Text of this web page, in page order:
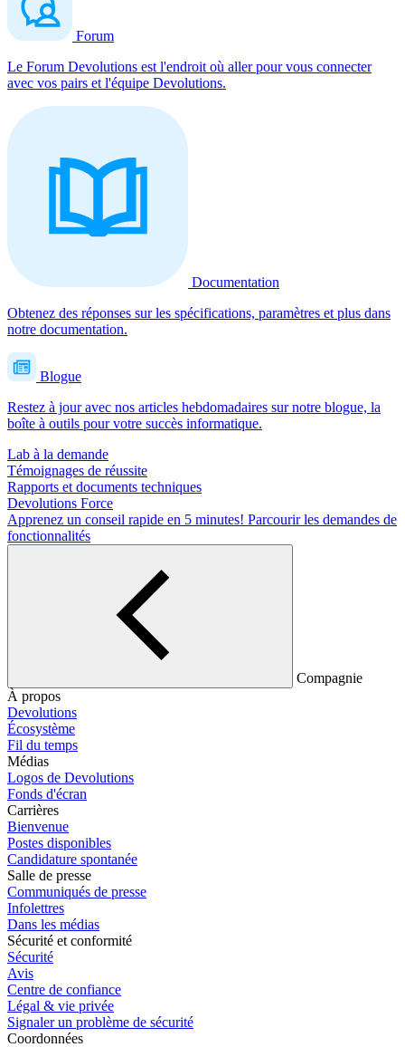
Forum
Le Forum Devolutions est l'endroit où aller pour vous connecter
avec vos pairs et l'équipe Devolutions.
Documentation
Obtenez des réponses sur les spécifications, paramètres et plus dans
notre documentation.
Blogue
Restez à jour avec nos articles hebdomadaires sur notre blogue, la
boîte à outils pour votre succès informatique.
Lab à la demande
Témoignages de réussite
Rapports et documents techniques
Devolutions Force
Apprenez un conseil rapide en 5 minutes! Parcourir les demandes de
fonctionnalités
Compagnie
À propos
Devolutions
Écosystème
Fil du temps
Médias
Logos de Devolutions
Fonds d'écran
Carrières
Bienvenue
Postes disponibles
Candidature spontanée
Salle de presse
Communiqués de presse
Infolettres
Dans les médias
Sécurité et conformité
Sécurité
Avis
Centre de confiance
Légal & vie privée
Signaler un problème de sécurité
Coordonnées